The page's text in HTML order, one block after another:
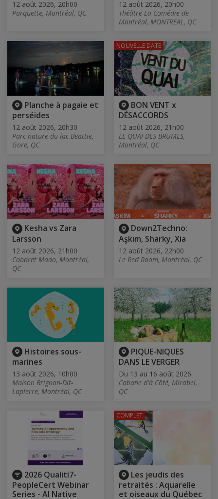
12 août 2026, 20h00
Parquette, Montréal, QC
12 août 2026, 20h00
Théâtre La Comédie de
Montréal, MONTREAL, QC
Planche à pagaie et
perséides
12 août 2026, 20h30
Parc nature du lac Beattie,
Gore, QC
BON VENT x
DÉSACCORDS
12 août 2026, 21h00
LE QUAI DES BRUMES,
Montréal, QC
NOUVELLE DATE
Kesha vs Zara
Larsson
12 août 2026, 21h00
Cabaret Mado, Montréal,
QC
Down2Techno:
Aşkım, Sharky, Xia
12 août 2026, 22h00
Le Red Room, Montréal, QC
Histoires sous-
marines
13 août 2026, 10h00
Maison Brignon-Dit-
Lapierre, Montréal, QC
PIQUE-NIQUES
DANS LE VERGER
Du 13 au 16 août 2026
Cabane d'à Côté, Mirabel,
QC
2026 Qualiti7-
PeopleCert Webinar
Series - AI Native
Les jeudis des
retraités : Aquarelle
et oiseaux du Québec
COMPLET